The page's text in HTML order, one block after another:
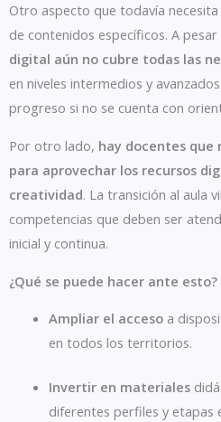
Otro aspecto que todavía
de contenidos específicos. A pesar
digital aún no cubre todas las
en niveles intermedios y
progreso si no se cuenta con
Por otro lado, hay docentes que
para aprovechar los recursos
creatividad. La transición al aula
competencias que deben ser
inicial y continua.
¿Qué se puede hacer ante esto?
Ampliar el accesoa
en todos los territorios.
Invertir en materiales
diferentes perfiles y etapas